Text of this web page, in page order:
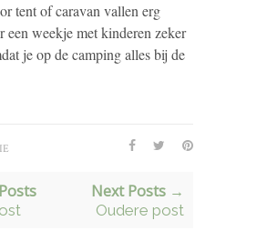
tent of caravan vallen erg
een weekje met kinderen zeker
je op de camping alles bij de
Next Posts →
Oudere post